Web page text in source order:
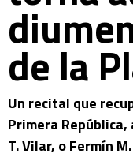
de la
Un recital que
Primera República,
T. Vilar, o Fermín